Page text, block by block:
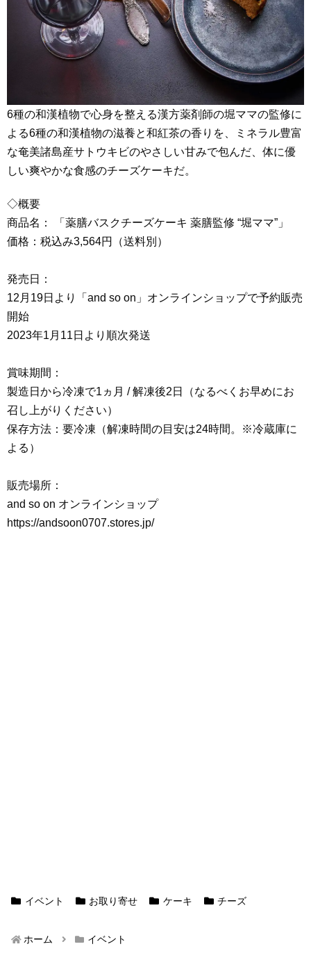
6種の和漢植物で心身を整える漢方薬剤師の堀ママの監修に
よる6種の和漢植物の滋養と和紅茶の香りを、ミネラル豊富
な奄美諸島産サトウキビのやさしい甘みで包んだ、体に優
しい爽やかな食感のチーズケーキだ。
◇概要
商品名： 「薬膳バスクチーズケーキ 薬膳監修 “堀ママ”」
価格：税込み3,564円（送料別）
発売日：
12月19日より「and so on」オンラインショップで予約販売
開始
2023年1月11日より順次発送
賞味期間：
製造日から冷凍で1ヵ月 / 解凍後2日（なるべくお早めにお
召し上がりください）
保存方法：要冷凍（解凍時間の目安は24時間。※冷蔵庫に
よる）
販売場所：
and so on オンラインショップ
https://andsoon0707.stores.jp/
イベント お取り寄せ ケーキ チーズ
ホーム イベント